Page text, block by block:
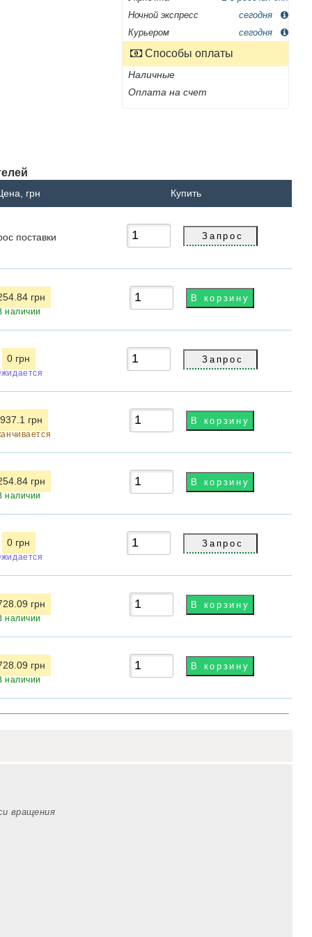
Ночной экспресс
сегодня
Курьером
сегодня
Способы оплаты
Наличные
Оплата на счет
грн Купить
поставки
грн
наличии
0 грн
грн
грн
наличии
0 грн
грн
наличии
грн
наличии
вращения